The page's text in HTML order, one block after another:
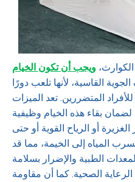
ويجب أن تكون الخيام
القاسية، لأنها تلعب دورًا
المتضررين. تعد الميزات
لضمان بقاء هذه الخيام وظيفية
أو الرياح القوية أو حتى
المياه إلى الخيمة، مما قد
الطبية والإضرار بسلامة
الصحية. كما أن مقاومة